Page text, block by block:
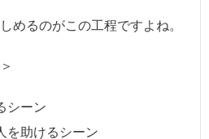
めるのがこの工程ですよね。
シーン
を助けるシーン